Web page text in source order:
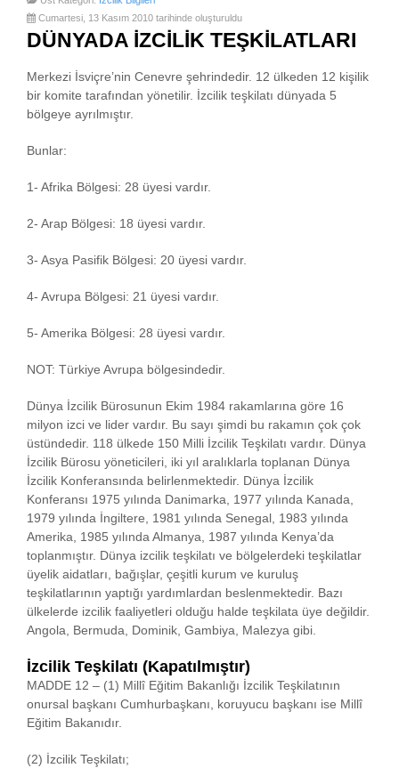
Cumartesi, 13 Kasım 2010 tarihinde oluşturuldu
DÜNYADA İZCİLİK TEŞKİLATLARI
Merkezi İsviçre’nin Cenevre şehrindedir. 12 ülkeden 12 kişilik
bir komite tarafından yönetilir. İzcilik teşkilatı dünyada 5
bölgeye ayrılmıştır.
Bunlar:
1- Afrika Bölgesi: 28 üyesi vardır.
2- Arap Bölgesi: 18 üyesi vardır.
3- Asya Pasifik Bölgesi: 20 üyesi vardır.
4- Avrupa Bölgesi: 21 üyesi vardır.
5- Amerika Bölgesi: 28 üyesi vardır.
NOT: Türkiye Avrupa bölgesindedir.
Dünya İzcilik Bürosunun Ekim 1984 rakamlarına göre 16
milyon izci ve lider vardır. Bu sayı şimdi bu rakamın çok çok
üstündedir. 118 ülkede 150 Milli İzcilik Teşkilatı vardır. Dünya
İzcilik Bürosu yöneticileri, iki yıl aralıklarla toplanan Dünya
İzcilik Konferansında belirlenmektedir. Dünya İzcilik
Konferansı 1975 yılında Danimarka, 1977 yılında Kanada,
1979 yılında İngiltere, 1981 yılında Senegal, 1983 yılında
Amerika, 1985 yılında Almanya, 1987 yılında Kenya’da
toplanmıştır. Dünya izcilik teşkilatı ve bölgelerdeki teşkilatlar
üyelik aidatları, bağışlar, çeşitli kurum ve kuruluş
teşkilatlarının yaptığı yardımlardan beslenmektedir. Bazı
ülkelerde izcilik faaliyetleri olduğu halde teşkilata üye değildir.
Angola, Bermuda, Dominik, Gambiya, Malezya gibi.
İzcilik Teşkilatı (Kapatılmıştır)
MADDE 12 – (1) Millî Eğitim Bakanlığı İzcilik Teşkilatının
onursal başkanı Cumhurbaşkanı, koruyucu başkanı ise Millî
Eğitim Bakanıdır.
(2) İzcilik Teşkilatı;